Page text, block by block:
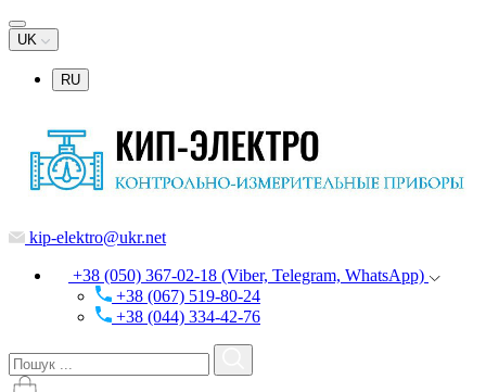
UK
RU
kip-elektro@ukr.net
+38 (050) 367-02-18 (Viber, Telegram, WhatsApp)
+38 (067) 519-80-24
+38 (044) 334-42-76